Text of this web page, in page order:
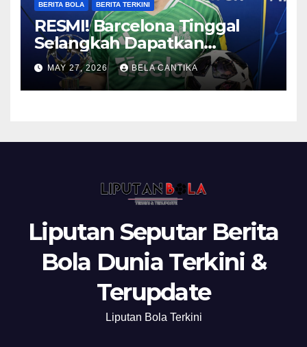
BERITA BOLA BERITA TERKINI
RESMI! Barcelona Tinggal
Selangkah Dapatkan
Anthony Gordon
MAY 27, 2026 BELA CANTIKA
Liputan Seputar Berita
Bola Dunia Terkini &
Terupdate
Liputan Bola Terkini